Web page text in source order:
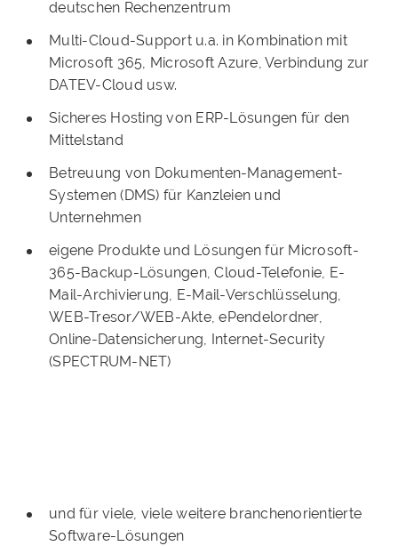
deutschen Rechenzentrum
Multi-Cloud-Support u.a. in Kombination mit
Microsoft 365, Microsoft Azure, Verbindung zur
DATEV-Cloud usw.
Sicheres Hosting von ERP-Lösungen für den
Mittelstand
Betreuung von Dokumenten-Management-
Systemen (DMS) für Kanzleien und
Unternehmen
eigene Produkte und Lösungen für Microsoft-
365-Backup-Lösungen, Cloud-Telefonie, E-
Mail-Archivierung, E-Mail-Verschlüsselung,
WEB-Tresor/WEB-Akte, ePendelordner,
Online-Datensicherung, Internet-Security
(SPECTRUM-NET)
und für viele, viele weitere branchenorientierte
Software-Lösungen